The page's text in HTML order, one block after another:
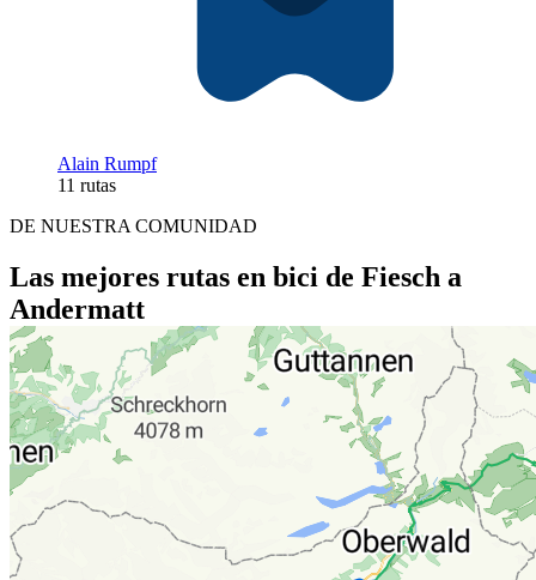
Alain Rumpf
11 rutas
DE NUESTRA COMUNIDAD
Las mejores rutas en bici de Fiesch a
Andermatt